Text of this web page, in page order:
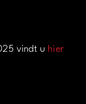
vindt uhier